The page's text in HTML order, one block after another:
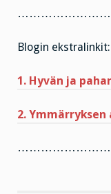
Blogin ekstralinkit:
1. Hyvän ja
2.